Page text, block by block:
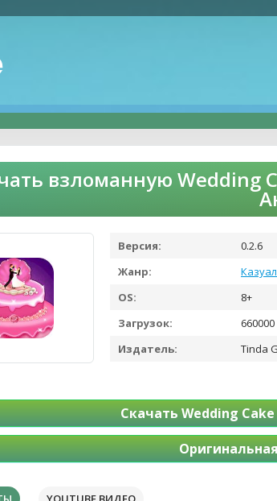
взломанную Wedding
Версия:
0.2.6
Жанр:
OS:
8+
Загрузок:
660000
Издатель:
Tinda
Скачать Wedding